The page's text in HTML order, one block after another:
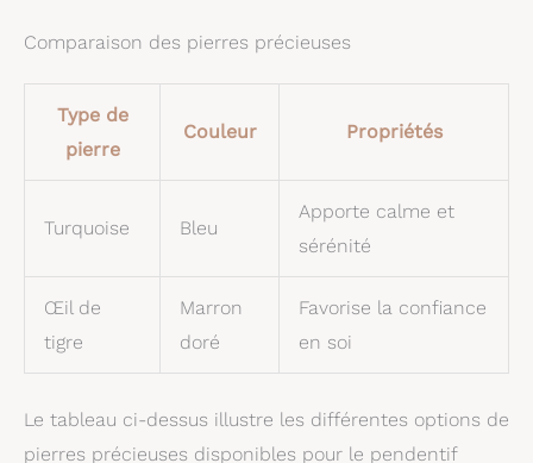
Comparaison des pierres précieuses
Type de
pierre
Couleur Propriétés
Turquoise Bleu
Apporte calme et
sérénité
Œil de
tigre
Marron
doré
Favorise la confiance
en soi
Le tableau ci-dessus illustre les différentes options de
pierres précieuses disponibles pour le pendentif